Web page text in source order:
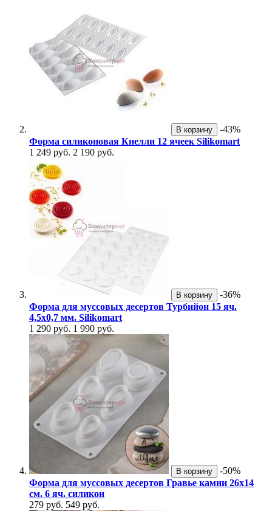
В корзину
-43%
Форма силиконовая Кнелли 12 ячеек Silikomart
1 249 руб. 2 190 руб.
В корзину
-36%
Форма для муссовых десертов Турбийон 15 яч.
4,5х0,7 мм. Silikomart
1 290 руб. 1 990 руб.
В корзину
-50%
Форма для муссовых десертов Гравье камни 26x14
см. 6 яч. силикон
279 руб. 549 руб.